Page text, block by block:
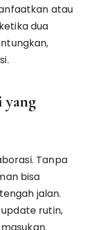
atau
dua
yang
Tanpa
bisa
jalan.
rutin,